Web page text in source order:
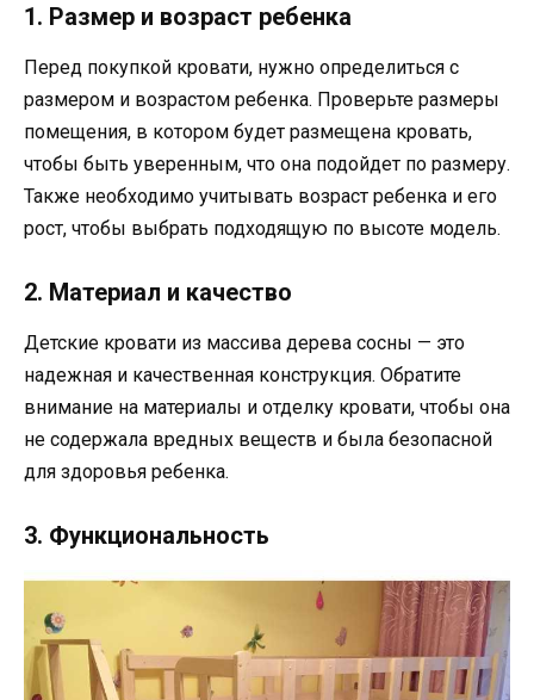
1. Размер и возраст ребенка
Перед покупкой кровати, нужно определиться с
размером и возрастом ребенка. Проверьте размеры
помещения, в котором будет размещена кровать,
чтобы быть уверенным, что она подойдет по размеру.
Также необходимо учитывать возраст ребенка и его
рост, чтобы выбрать подходящую по высоте модель.
2. Материал и качество
Детские кровати из массива дерева сосны — это
надежная и качественная конструкция. Обратите
внимание на материалы и отделку кровати, чтобы она
не содержала вредных веществ и была безопасной
для здоровья ребенка.
3. Функциональность